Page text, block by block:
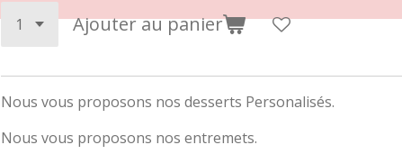
Ajouter au panier
Nous vous proposons nos desserts Personalisés.
Nous vous proposons nos entremets.